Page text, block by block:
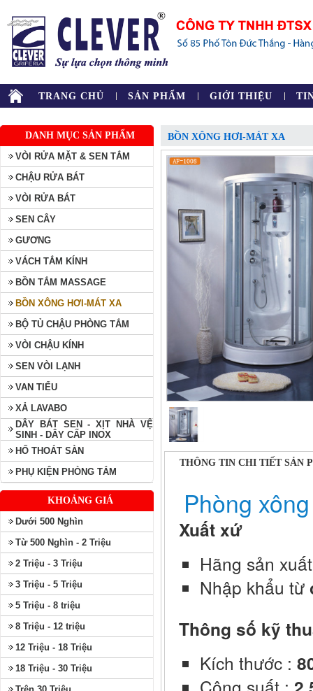
TRANG CHỦ SẢN PHẨM GIỚI THIỆU
DANH MỤC SẢN PHẨM
VÒI RỬA MẶT & SEN TẮM
CHẬU RỬA BÁT
VÒI RỬA BÁT
SEN CÂY
GƯƠNG
VÁCH TẮM KÍNH
BỒN TẮM MASSAGE
BỒN XÔNG HƠI-MÁT XA
BỘ TỦ CHẬU PHÒNG TẮM
VÒI CHẬU KÍNH
SEN VÒI LẠNH
VAN TIỂU
XẢ LAVABO
DÂY BÁT SEN - XỊT NHÀ VỆ
SINH - DÂY CẤP INOX
HỐ THOÁT SÀN
PHỤ KIỆN PHÒNG TẮM
KHOẢNG GIÁ
Dưới 500 Nghìn
Từ 500 Nghìn - 2 Triệu
2 Triệu - 3 Triệu
3 Triệu - 5 Triệu
5 Triệu - 8 triệu
8 Triệu - 12 triệu
12 Triệu - 18 Triệu
18 Triệu - 30 Triệu
BỒN XÔNG HƠI-MÁT XA
THÔNG TIN CHI TIẾT SẢN
Phòng
Xuất xứ
Hãng sản
Nhập khẩu từ
Thông số kỹ
Kích thước :